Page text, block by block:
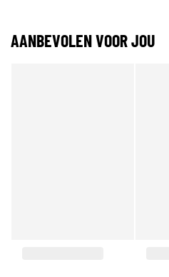
AANBEVOLEN VOOR JOU